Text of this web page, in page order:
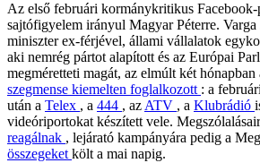
Az első februári kormánykritikus Facebook-
sajtófigyelem irányul Magyar Péterre.
miniszter ex-férjével, állami vállalatok
aki nemrég pártot alapított és az Európai
megméretteti magát, az elmúlt két hónapban
szegmense kiemelten foglalkozott : a
után a Telex , a 444 , az ATV , a Klubrádió
videóriportokat készített vele.
reagálnak , lejárató kampányára pedig a
összegeket költ a mai napig.